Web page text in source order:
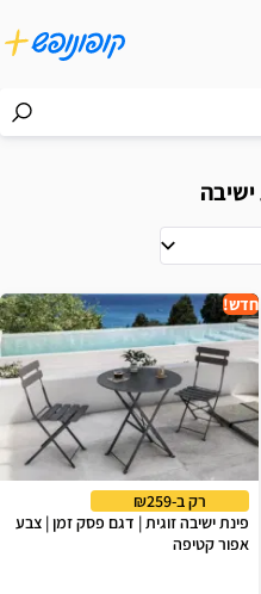
חדש!
רק ב-₪259
פינת ישיבה זוגית | דגם פסק זמן | צבע
אפור קטיפה